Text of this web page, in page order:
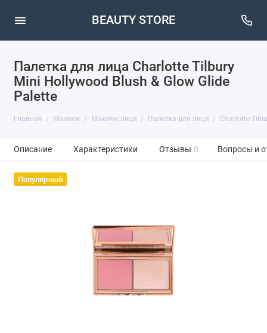
BEAUTY STORE
Палетка для лица Charlotte Tilbury
Mini Hollywood Blush & Glow Glide
Palette
Главная Макияж Макияж лица Палетка для лица Charlotte
Описание Характеристики Отзывы 0 Вопросы и
Популярный